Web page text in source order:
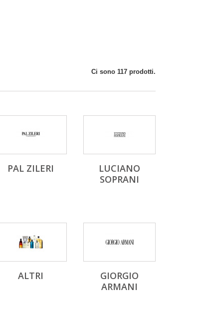
Ci sono 117 prodotti.
PAL ZILERI
LUCIANO
SOPRANI
ALTRI
GIORGIO
ARMANI